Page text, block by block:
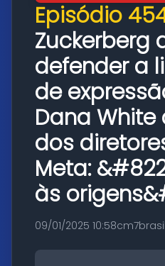
Episódio
Zuckerberg
defender a
de
Dana
dos
Meta:
às
09/01/2025 10:58